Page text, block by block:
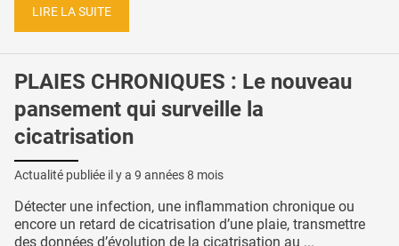
LIRE LA SUITE
PLAIES CHRONIQUES : Le nouveau
pansement qui surveille la
cicatrisation
Actualité publiée il y a 9 années 8 mois
Détecter une infection, une inflammation chronique ou
encore un retard de cicatrisation d’une plaie, transmettre
des données d’évolution de la cicatrisation au ...